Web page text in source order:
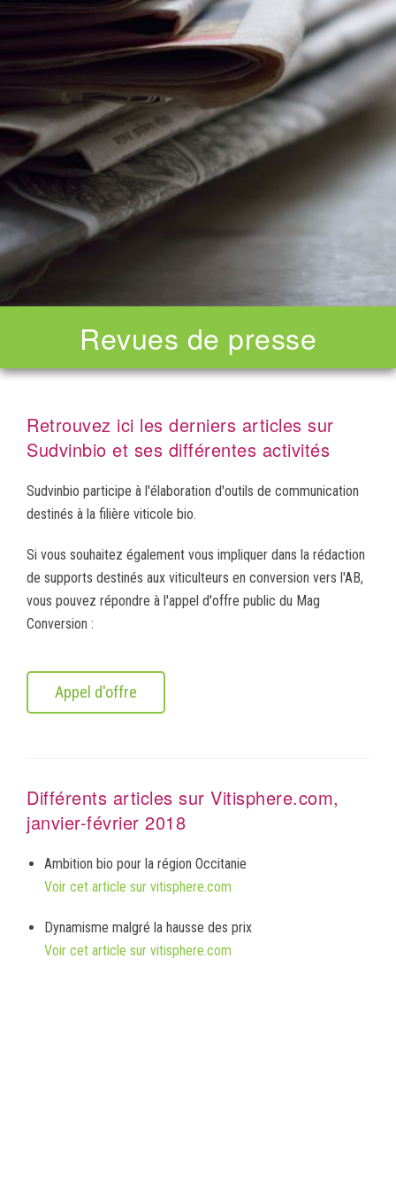
Revues de presse
Retrouvez ici les derniers articles sur
Sudvinbio et ses différentes activités
Sudvinbio participe à l'élaboration d'outils de communication
destinés à la filière viticole bio.
Si vous souhaitez également vous impliquer dans la rédaction
de supports destinés aux viticulteurs en conversion vers l'AB,
vous pouvez répondre à l'appel d'offre public du Mag
Conversion :
Appel d'offre
Différents articles sur Vitisphere.com,
janvier-février 2018
Ambition bio pour la région Occitanie
Voir cet article sur vitisphere.com
Dynamisme malgré la hausse des prix
Voir cet article sur vitisphere.com